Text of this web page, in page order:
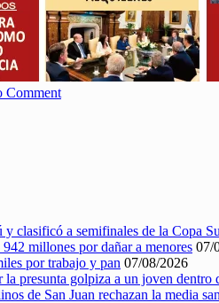
Comment
clasificó a semifinales de la Copa
millones por dañar a menores 07/
por trabajo y pan 07/08/2026
presunta golpiza a un joven dentro
de San Juan rechazan la media